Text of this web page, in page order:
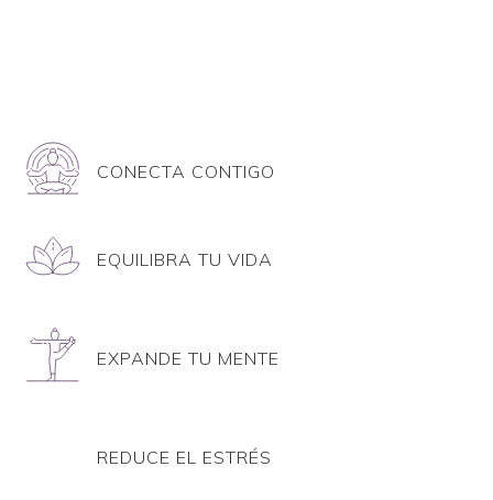
CONECTA CONTIGO
EQUILIBRA TU VIDA
EXPANDE TU MENTE
REDUCE EL ESTRÉS